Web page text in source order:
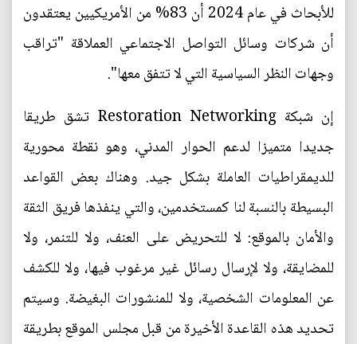
للأبحاث في عام 2024 أن 83% من الأمريكيين يعتقدون
أن شركات وسائل التواصل الاجتماعي العملاقة "تراقب
وجهات النظر السياسية التي لا تتفق معها".
إن شبكة Restoration Networking تشق طريقا
جديدا متميزا لدعم الحوار المدني، وهو نقطة محورية
للديمقراطيات العاملة بشكل جيد. وهناك بعض القواعد
البسيطة بالنسبة لنا كمستخدمين، والتي ينفذها فريق الثقة
والأمان بالموقع: لا للتحريض على العنف، ولا للتنمر، ولا
للمضايقة، ولا لإرسال رسائل غير مرغوب فيها، ولا للكشف
عن المعلومات الشخصية، ولا للمنشورات البغيضة. وسيتم
تحديد هذه القاعدة الأخيرة من قبل مجلس الموقع بطريقة